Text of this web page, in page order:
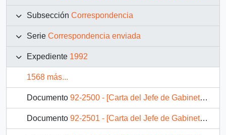
Subsección Correspondencia
Serie Correspondencia enviada
Expediente 1992
1568 más...
Documento 92-2500 - [Carta del Jefe de Gabinete de la Presidencia a Director de División Gobierno Interior]
Documento 92-2501 - [Carta del Jefe de Gabinete de la Presidencia a Subsecretaria de Vivienda]